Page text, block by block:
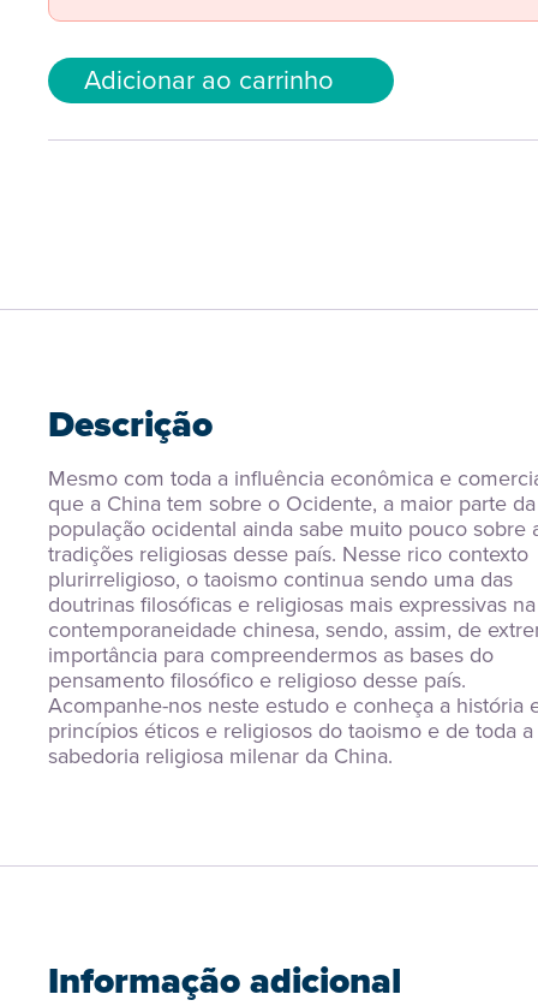
Adicionar ao carrinho
Descrição
Mesmo com toda a influência econômica e
que a China tem sobre o Ocidente, a maior parte da
população ocidental ainda sabe muito pouco sobre
tradições religiosas desse país. Nesse rico contexto
plurirreligioso, o taoismo continua sendo uma das
doutrinas filosóficas e religiosas mais expressivas na
contemporaneidade chinesa, sendo, assim, de
importância para compreendermos as bases do
pensamento filosófico e religioso desse país.
Acompanhe-nos neste estudo e conheça a história
princípios éticos e religiosos do taoismo e de toda a
sabedoria religiosa milenar da China.
Informação adicional